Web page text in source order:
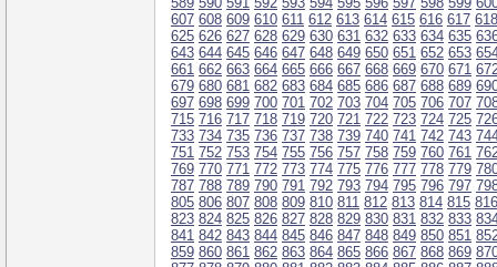
607 608 609 610 611 612 613 614 615 616 617 618
625 626 627 628 629 630 631 632 633 634 635
643 644 645 646 647 648 649 650 651 652 653
661 662 663 664 665 666 667 668 669 670 671
679 680 681 682 683 684 685 686 687 688 689
697 698 699 700 701 702 703 704 705 706 707
715 716 717 718 719 720 721 722 723 724 725
733 734 735 736 737 738 739 740 741 742 743
751 752 753 754 755 756 757 758 759 760 761
769 770 771 772 773 774 775 776 777 778 779
787 788 789 790 791 792 793 794 795 796 797
805 806 807 808 809 810 811 812 813 814 815 816
823 824 825 826 827 828 829 830 831 832 833
841 842 843 844 845 846 847 848 849 850 851
859 860 861 862 863 864 865 866 867 868 869